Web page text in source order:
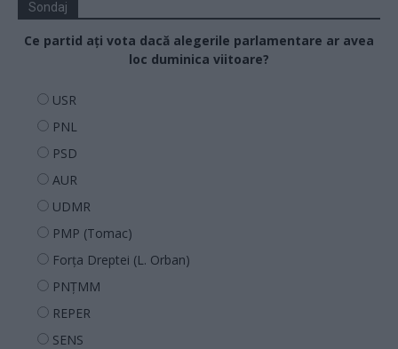
Sondaj
Ce partid ați vota dacă alegerile parlamentare ar avea
loc duminica viitoare?
USR
PNL
PSD
AUR
UDMR
PMP (Tomac)
Forța Dreptei (L. Orban)
PNȚMM
REPER
SENS